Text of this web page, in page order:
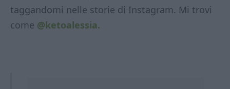
taggandomi nelle storie di Instagram. Mi trovi
come @ketoalessia.